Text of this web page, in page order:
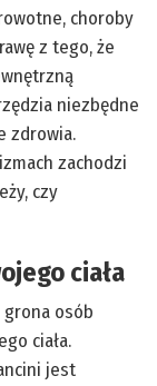
choroby
z tego, że
niezbędne
zdrowia.
zachodzi
czy
ciała
grona osób
ciała.
jest